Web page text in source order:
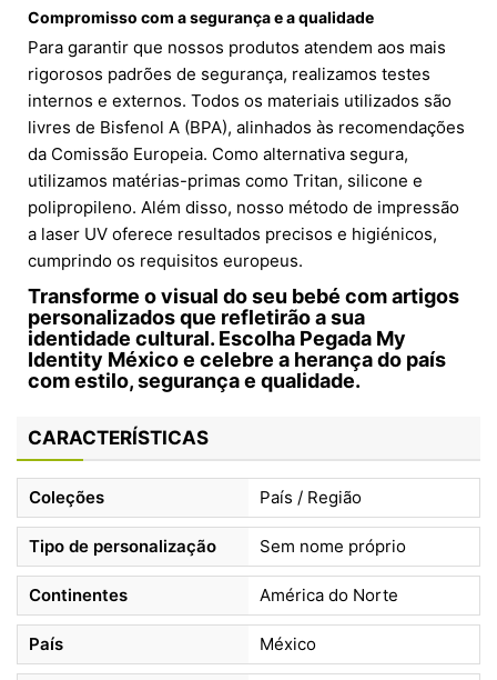
Compromisso com a segurança e a qualidade
Para garantir que nossos produtos atendem aos mais
rigorosos padrões de segurança, realizamos testes
internos e externos. Todos os materiais utilizados são
livres de Bisfenol A (BPA), alinhados às recomendações
da Comissão Europeia. Como alternativa segura,
utilizamos matérias-primas como Tritan, silicone e
polipropileno. Além disso, nosso método de impressão
a laser UV oferece resultados precisos e higiénicos,
cumprindo os requisitos europeus.
Transforme o visual do seu bebé com artigos
personalizados que refletirão a sua
identidade cultural. Escolha Pegada My
Identity México e celebre a herança do país
com estilo, segurança e qualidade.
CARACTERÍSTICAS
Coleções País / Região
Tipo de personalização Sem nome próprio
Continentes América do Norte
País México